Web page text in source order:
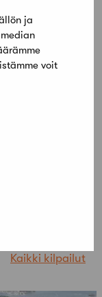
ja
voit
Kaikki kilpailut